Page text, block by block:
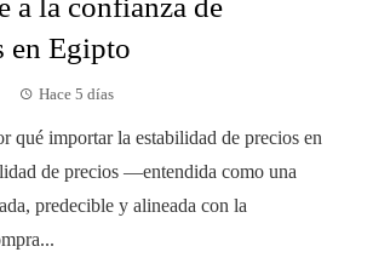
en Egipto
Hace 5 días
qué importar la estabilidad de precios en
de precios —entendida como una
predecible y alineada con la